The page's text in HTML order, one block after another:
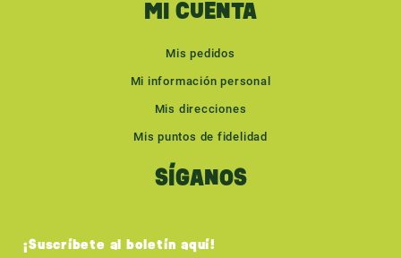
MI CUENTA
Mis pedidos
Mi información personal
Mis direcciones
Mis puntos de fidelidad
SÍGANOS
¡Suscríbete al boletín aquí!